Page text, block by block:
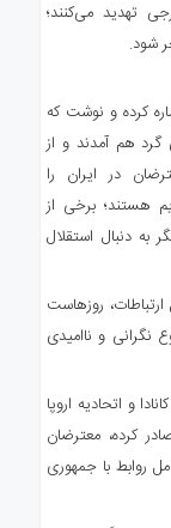
تهدید می‌کنند؛
شود.
کرده و نوشت که
گرد هم آمدند و از
در ایران را
هستند؛ برخی از
دنبال استقلال
روزهاست
نگرانی و ناامیدی
و اتحادیه اروپا
کرده، معترضان
روابط با جمهوری